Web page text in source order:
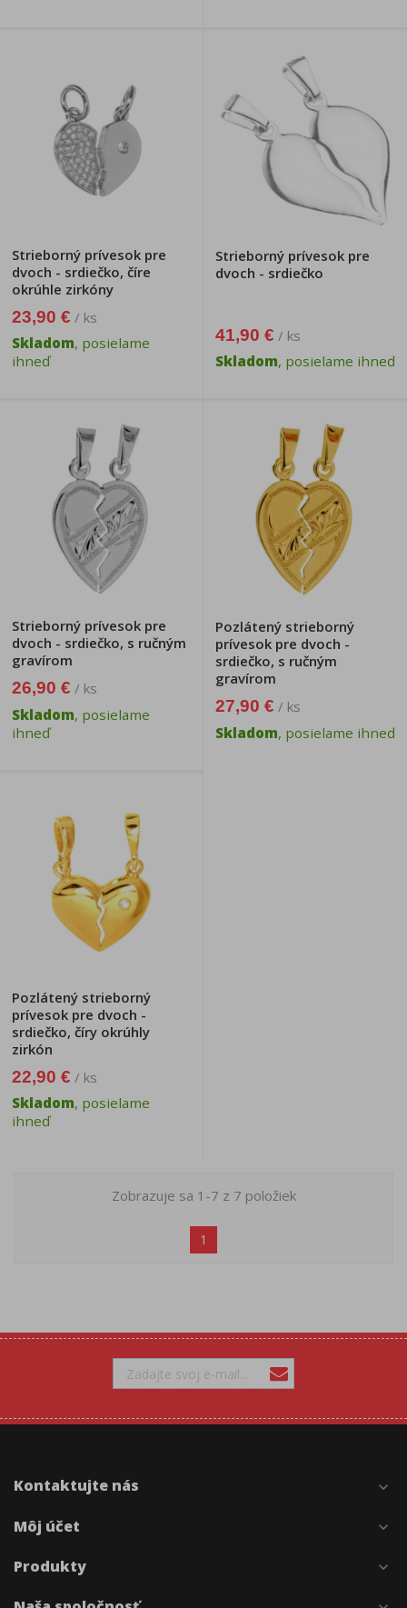
Strieborný prívesok pre
dvoch - srdiečko, číre
okrúhle zirkóny
23,90 € / ks
Skladom, posielame
ihneď
Strieborný prívesok pre
dvoch - srdiečko
41,90 € / ks
Skladom, posielame ihneď
Strieborný prívesok pre
dvoch - srdiečko, s ručným
gravírom
26,90 € / ks
Skladom, posielame
ihneď
Pozlátený strieborný
prívesok pre dvoch -
srdiečko, s ručným
gravírom
27,90 € / ks
Skladom, posielame ihneď
Pozlátený strieborný
prívesok pre dvoch -
srdiečko, číry okrúhly
zirkón
22,90 € / ks
Skladom, posielame
ihneď
Zobrazuje sa 1-7 z 7 položiek
1
Kontaktujte nás expand_more
Môj účet expand_more
Produkty expand_more